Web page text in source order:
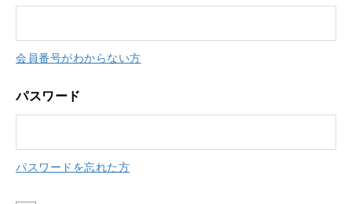
会員番号がわからない方
パスワード
パスワードを忘れた方